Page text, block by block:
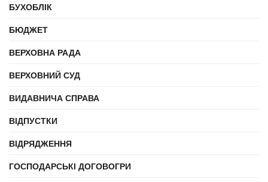
БУХОБЛІК
БЮДЖЕТ
ВЕРХОВНА РАДА
ВЕРХОВНИЙ СУД
ВИДАВНИЧА СПРАВА
ВІДПУСТКИ
ВІДРЯДЖЕННЯ
ГОСПОДАРСЬКІ ДОГОВОГРИ